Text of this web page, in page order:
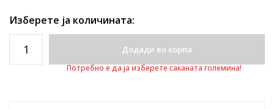
Изберете ја количината:
Додади во корпа
Потребно е да ја изберете саканата големина!